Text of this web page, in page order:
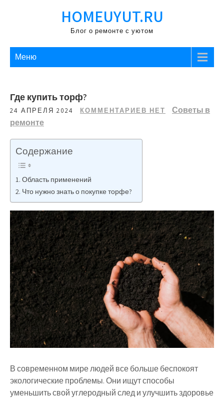
HOMEUYUT.RU
Блог о ремонте с уютом
Меню
Где купить торф?
24 АПРЕЛЯ 2024 КОММЕНТАРИЕВ НЕТ
Советы в
ремонте
Содержание
Область применений
Что нужно знать о покупке торфе?
В современном мире людей все больше беспокоят
экологические проблемы. Они ищут способы
уменьшить свой углеродный след и улучшить здоровье